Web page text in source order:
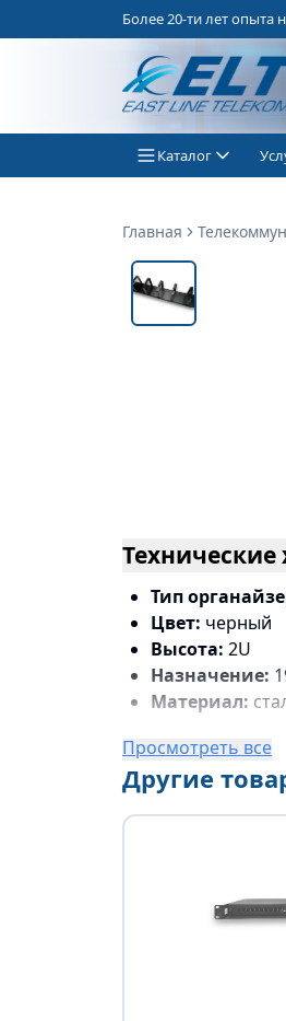
Более 20-ти лет опыта
Каталог
Главная
Технические
Тип
Цвет: черный
Высота: 2U
Назначение:
Материал:
Просмотреть все
Другие